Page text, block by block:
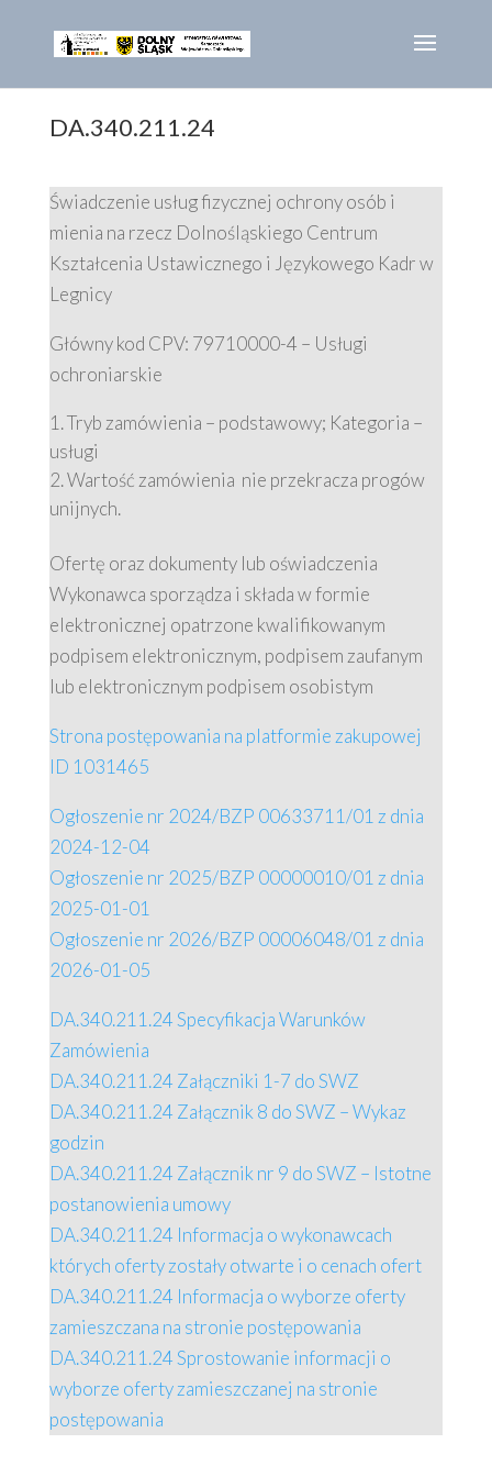
DA.340.211.24
Świadczenie usług fizycznej ochrony osób i
mienia na rzecz Dolnośląskiego Centrum
Kształcenia Ustawicznego i Językowego Kadr w
Legnicy
Główny kod CPV: 79710000-4 – Usługi
ochroniarskie
Tryb zamówienia – podstawowy; Kategoria –
usługi
Wartość zamówienia nie przekracza progów
unijnych.
Ofertę oraz dokumenty lub oświadczenia
Wykonawca sporządza i składa w formie
elektronicznej opatrzone kwalifikowanym
podpisem elektronicznym, podpisem zaufanym
lub elektronicznym podpisem osobistym
Strona postępowania na platformie zakupowej
ID 1031465
Ogłoszenie nr 2024/BZP 00633711/01 z dnia
2024-12-04
Ogłoszenie nr 2025/BZP 00000010/01 z dnia
2025-01-01
Ogłoszenie nr 2026/BZP 00006048/01 z dnia
2026-01-05
DA.340.211.24 Specyfikacja Warunków
Zamówienia
DA.340.211.24 Załączniki 1-7 do SWZ
DA.340.211.24 Załącznik 8 do SWZ – Wykaz
godzin
DA.340.211.24 Załącznik nr 9 do SWZ – Istotne
postanowienia umowy
DA.340.211.24 Informacja o wykonawcach
których oferty zostały otwarte i o cenach ofert
DA.340.211.24 Informacja o wyborze oferty
zamieszczana na stronie postępowania
DA.340.211.24 Sprostowanie informacji o
wyborze oferty zamieszczanej na stronie
postępowania